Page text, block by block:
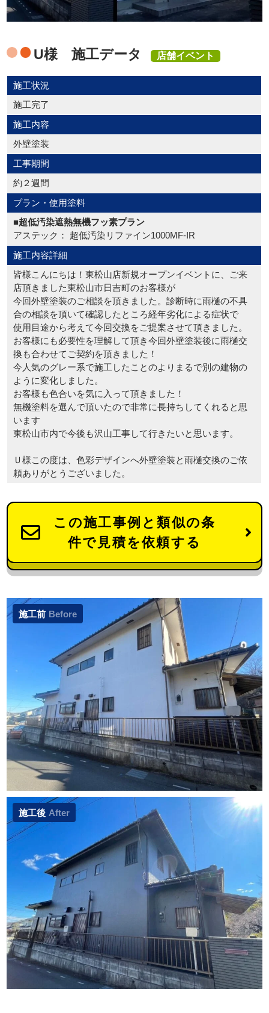
U様 施工データ 店舗イベント
施工状況
施工完了
施工内容
外壁塗装
工事期間
約２週間
プラン・使用塗料
■超低汚染遮熱無機フッ素プラン
アステック： 超低汚染リファイン1000MF-IR
施工内容詳細
皆様こんにちは！東松山店新規オープンイベントに、ご来
店頂きました東松山市日吉町のお客様が
今回外壁塗装のご相談を頂きました。診断時に雨樋の不具
合の相談を頂いて確認したところ経年劣化による症状で
使用目途から考えて今回交換をご提案させて頂きました。
お客様にも必要性を理解して頂き今回外壁塗装後に雨樋交
換も合わせてご契約を頂きました！
今人気のグレー系で施工したことのよりまるで別の建物の
ように変化しました。
お客様も色合いを気に入って頂きました！
無機塗料を選んで頂いたので非常に長持ちしてくれると思
います
東松山市内で今後も沢山工事して行きたいと思います。
Ｕ様この度は、色彩デザインへ外壁塗装と雨樋交換のご依
頼ありがとうございました。
この施工事例と類似の条
件で見積を依頼する
施工前 Before
施工後 After